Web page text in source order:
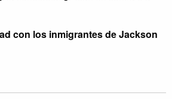
con los inmigrantes de Jackson